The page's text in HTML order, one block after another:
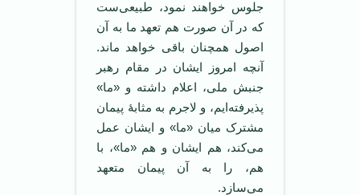
جلوس خواهند نمود، طبیعی‌ست
که در آن صورت هم تعهد ما به آن
اصول همچنان باقی خواهد ماند.
آنچه امروز ایشان در مقام رهبر
جنبش ملی، اعلام داشته و «ما»
پذیرفته‌ایم، و لاجرم به مثابۀ پیمان
مشترک میان «ما» و ایشان عمل
می‌کند، هم ایشان و هم «ما»، با
هم، را به آن پیمان متعهد
می‌سازد.